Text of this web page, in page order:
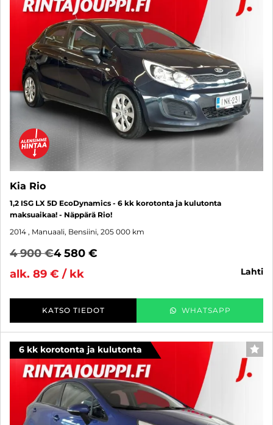
Kia Rio
1,2 ISG LX 5D EcoDynamics - 6 kk korotonta ja kulutonta
maksuaikaa! - Näppärä Rio!
2014 , Manuaali, Bensiini, 205 000 km
4 900 €4 580 €
alk. 89 € / kk
lahti
KATSO TIEDOT WHATSAPP
6 kk korotonta ja kulutonta